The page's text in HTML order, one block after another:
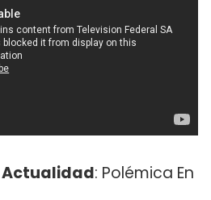
Actualidad: Polémica En